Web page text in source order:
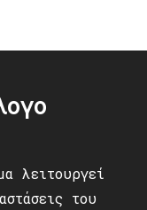
λειτουργεί
του